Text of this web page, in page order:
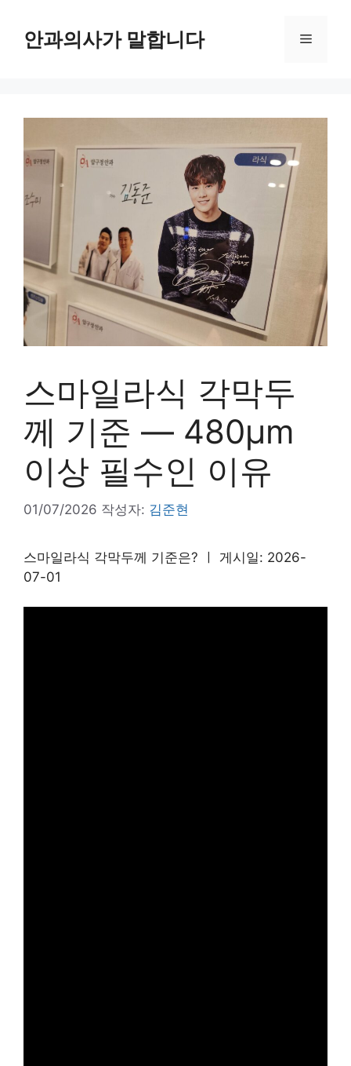
안과의사가 말합니다 메
스마일라식 각막두
께 기준 — 480μm
이상 필수인 이유
01/07/2026 작성자: 김준현
스마일라식 각막두께 기준은? ㅣ 게시일: 2026-
07-01